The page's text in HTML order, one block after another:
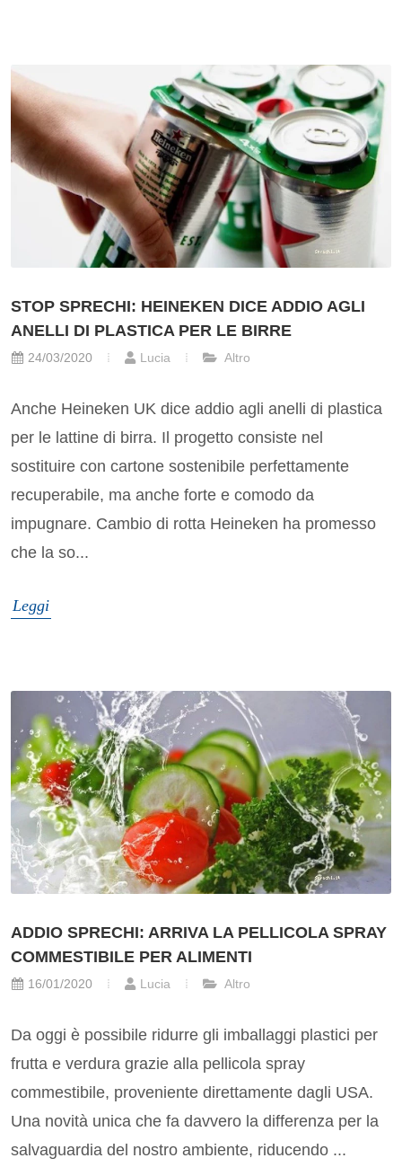
STOP SPRECHI: HEINEKEN DICE ADDIO AGLI
ANELLI DI PLASTICA PER LE BIRRE
24/03/2020 Lucia Altro
Anche Heineken UK dice addio agli anelli di plastica
per le lattine di birra. Il progetto consiste nel
sostituire con cartone sostenibile perfettamente
recuperabile, ma anche forte e comodo da
impugnare. Cambio di rotta Heineken ha promesso
che la so...
Leggi
ADDIO SPRECHI: ARRIVA LA PELLICOLA SPRAY
COMMESTIBILE PER ALIMENTI
16/01/2020 Lucia Altro
Da oggi è possibile ridurre gli imballaggi plastici per
frutta e verdura grazie alla pellicola spray
commestibile, proveniente direttamente dagli USA.
Una novità unica che fa davvero la differenza per la
salvaguardia del nostro ambiente, riducendo ...